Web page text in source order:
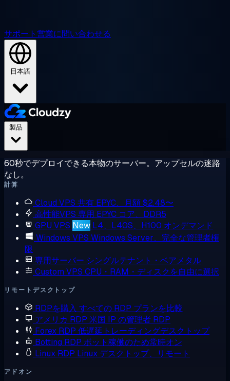
サポート営業に問い合わせる
日本語
60秒でデプロイできる本物のサーバー。アップセルの迷路
なし。
計算
Cloud VPS 共有 EPYC、月額 $2.48〜
高性能VPS 専用 EPYC コア、DDR5
GPU VPS New L4、L40S、H100 オンデマンド
Windows VPS Windows Server、完全な管理者権
限
専用サーバー シングルテナント・ベアメタル
Custom VPS CPU・RAM・ディスクを自由に選択
リモートデスクトップ
RDPを購入 すべての RDP プランを比較
アメリカ RDP 米国 IP の管理者 RDP
Forex RDP 低遅延トレーディングデスクトップ
Botting RDP ボット稼働のため常時オン
Linux RDP Linux デスクトップ、リモート
アドオン